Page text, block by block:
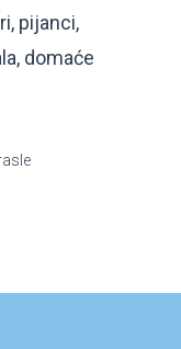
pijanci,
domaće